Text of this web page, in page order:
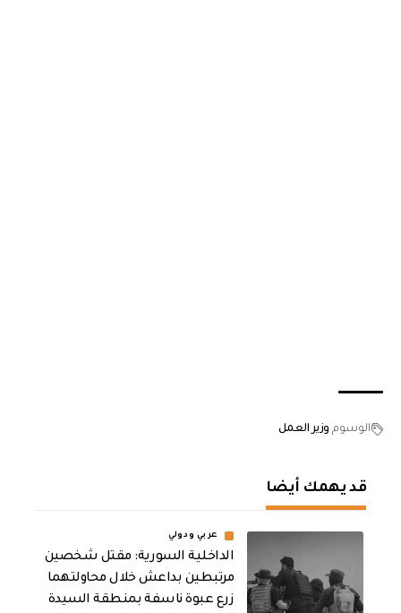
الوسوم وزير العمل
قد يهمك أيضا
عربي ودولي
الداخلية السورية: مقتل شخصين
مرتبطين بداعش خلال محاولتهما
زرع عبوة ناسفة بمنطقة السيدة